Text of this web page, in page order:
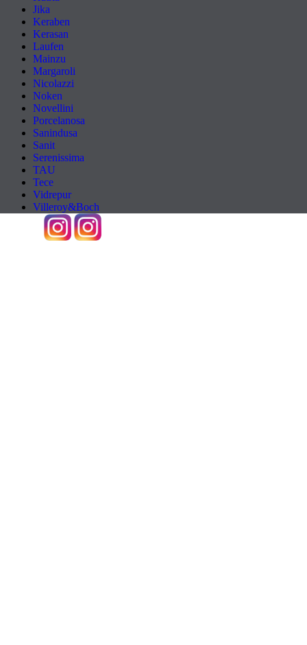
Jika
Keraben
Kerasan
Laufen
Mainzu
Margaroli
Nicolazzi
Noken
Novellini
Porcelanosa
Sanindusa
Sanit
Serenissima
TAU
Tece
Vidrepur
Villeroy&Boch